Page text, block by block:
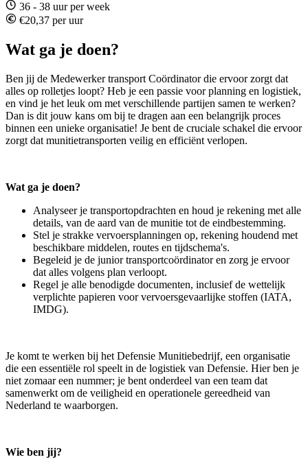
36 - 38 uur per week
€20,37 per uur
Wat ga je doen?
Ben jij de Medewerker transport Coördinator die ervoor zorgt dat
alles op rolletjes loopt? Heb je een passie voor planning en logistiek,
en vind je het leuk om met verschillende partijen samen te werken?
Dan is dit jouw kans om bij te dragen aan een belangrijk proces
binnen een unieke organisatie! Je bent de cruciale schakel die ervoor
zorgt dat munitietransporten veilig en efficiënt verlopen.
Wat ga je doen?
Analyseer je transportopdrachten en houd je rekening met alle
details, van de aard van de munitie tot de eindbestemming.
Stel je strakke vervoersplanningen op, rekening houdend met
beschikbare middelen, routes en tijdschema's.
Begeleid je de junior transportcoördinator en zorg je ervoor
dat alles volgens plan verloopt.
Regel je alle benodigde documenten, inclusief de wettelijk
verplichte papieren voor vervoersgevaarlijke stoffen (IATA,
IMDG).
Je komt te werken bij het Defensie Munitiebedrijf, een organisatie
die een essentiële rol speelt in de logistiek van Defensie. Hier ben je
niet zomaar een nummer; je bent onderdeel van een team dat
samenwerkt om de veiligheid en operationele gereedheid van
Nederland te waarborgen.
Wie ben jij?